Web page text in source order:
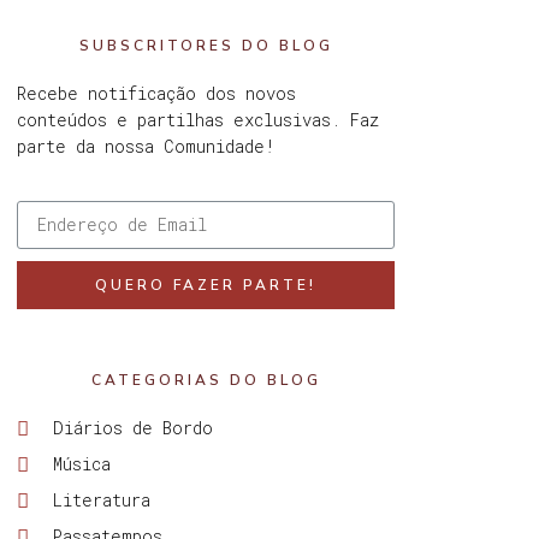
SUBSCRITORES DO BLOG
Recebe notificação dos novos
conteúdos e partilhas exclusivas. Faz
parte da nossa Comunidade!
QUERO FAZER PARTE!
CATEGORIAS DO BLOG
Diários de Bordo
Música
Literatura